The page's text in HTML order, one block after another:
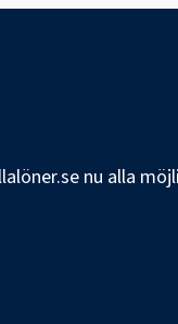
nu alla